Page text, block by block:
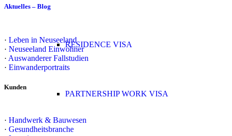
RESIDENCE VISA
PARTNERSHIP WORK VISA
Aktuelles – Blog
· Leben in Neuseeland
· Neuseeland Einwohner
· Auswanderer Fallstudien
· Einwanderportraits
Kunden
· Handwerk & Bauwesen
· Gesundheitsbranche